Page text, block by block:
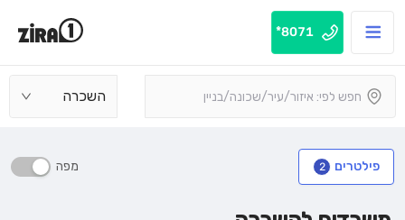
8071*
השכרה
פילטרים 2 מפה